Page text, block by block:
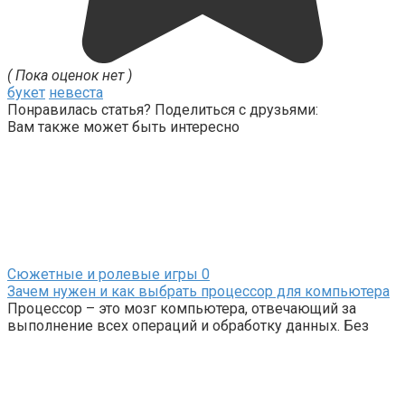
( Пока оценок нет )
букет невеста
Понравилась статья? Поделиться с друзьями:
Вам также может быть интересно
Сюжетные и ролевые игры 0
Зачем нужен и как выбрать процессор для компьютера
Процессор – это мозг компьютера, отвечающий за
выполнение всех операций и обработку данных. Без